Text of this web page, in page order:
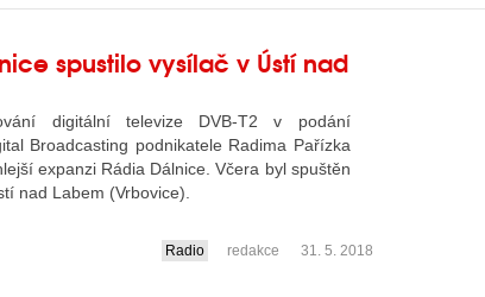
spustilo vysílač v Ústí nad
digitální televize DVB-T2 v podání
Broadcasting podnikatele Radima Pařízka
expanzi Rádia Dálnice. Včera byl spuštěn
nad Labem (Vrbovice).
Radio redakce 31. 5. 2018